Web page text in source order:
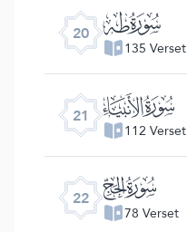
20 ﮠ
135 Verset
21 ﮡ
112 Verset
22 ﮢ
78 Verset